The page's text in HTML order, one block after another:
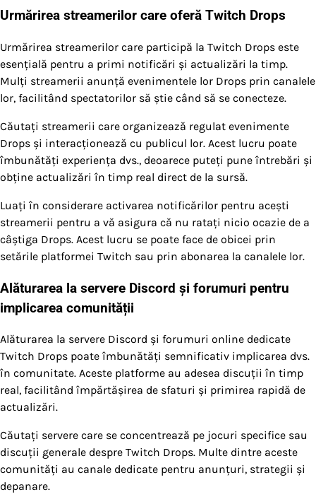
Urmărirea streamerilor care oferă Twitch Drops
Urmărirea streamerilor care participă la Twitch Drops este
esențială pentru a primi notificări și actualizări la timp.
Mulți streamerii anunță evenimentele lor Drops prin canalele
lor, facilitând spectatorilor să știe când să se conecteze.
Căutați streamerii care organizează regulat evenimente
Drops și interacționează cu publicul lor. Acest lucru poate
îmbunătăți experiența dvs., deoarece puteți pune întrebări și
obține actualizări în timp real direct de la sursă.
Luați în considerare activarea notificărilor pentru acești
streamerii pentru a vă asigura că nu ratați nicio ocazie de a
câștiga Drops. Acest lucru se poate face de obicei prin
setările platformei Twitch sau prin abonarea la canalele lor.
Alăturarea la servere Discord și forumuri pentru
implicarea comunității
Alăturarea la servere Discord și forumuri online dedicate
Twitch Drops poate îmbunătăți semnificativ implicarea dvs.
în comunitate. Aceste platforme au adesea discuții în timp
real, facilitând împărtășirea de sfaturi și primirea rapidă de
actualizări.
Căutați servere care se concentrează pe jocuri specifice sau
discuții generale despre Twitch Drops. Multe dintre aceste
comunități au canale dedicate pentru anunțuri, strategii și
depanare.